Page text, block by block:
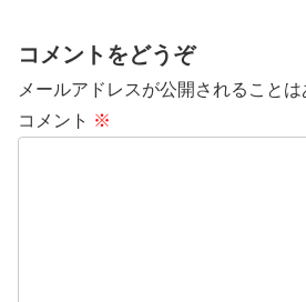
コメントをどうぞ
メールアドレスが公開されることは
コメント ※